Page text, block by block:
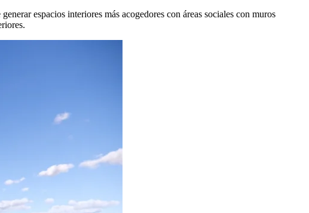
espacios interiores más acogedores con áreas sociales con muros